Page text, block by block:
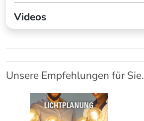
Videos
Unsere Empfehlungen für Sie.